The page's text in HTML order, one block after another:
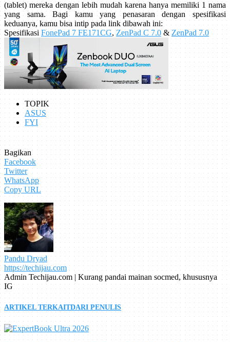
(tablet) mereka dengan lebih mudah karena hanya memiliki 1 nama
yang sama. Bagi kamu yang penasaran dengan spesifikasi
keduanya, kamu bisa intip pada link dibawah ini:
Spesifikasi FonePad 7 FE171CG,ZenPad C 7.0&ZenPad 7.0
TOPIK
ASUS
FYI
Bagikan
Facebook
Twitter
WhatsApp
Copy URL
Pandu Dryad
https://techijau.com
Admin Techijau.com | Kurang pandai mainan socmed, khususnya
IG
ARTIKEL TERKAITDARI PENULIS